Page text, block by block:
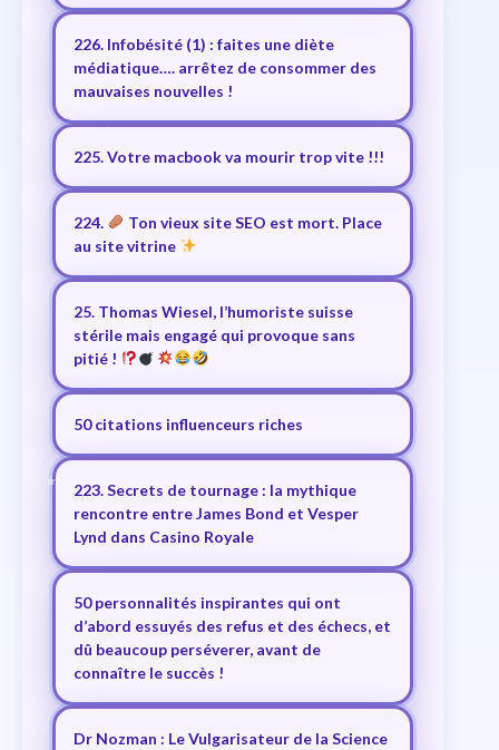
226. Infobésité (1) : faites une diète
médiatique…. arrêtez de consommer des
mauvaises nouvelles !
225. Votre macbook va mourir trop vite !!!
224.
Ton vieux site SEO est mort. Place
au site vitrine
25. Thomas Wiesel, l’humoriste suisse
stérile mais engagé qui provoque sans
pitié !
50 citations influenceurs riches
223. Secrets de tournage : la mythique
rencontre entre James Bond et Vesper
Lynd dans Casino Royale
50 personnalités inspirantes qui ont
d’abord essuyés des refus et des échecs, et
dû beaucoup perséverer, avant de
connaître le succès !
Dr Nozman : Le Vulgarisateur de la Science